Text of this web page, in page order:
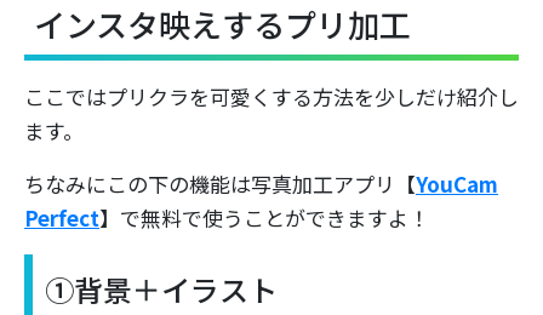
インスタ映えするプリ加工
ここではプリクラを可愛くする方法を少しだけ紹介し
ます。
ちなみにこの下の機能は写真加工アプリ【YouCam
Perfect】で無料で使うことができますよ！
①背景＋イラスト